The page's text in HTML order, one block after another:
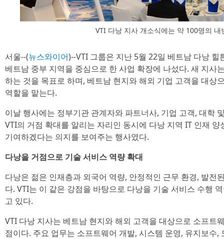
VTI 다낭 지사 개소식에는 약 100명의 내
서울--(뉴스와이어)--VTI 그룹은 지난 5월 22일 베트남 다낭
베트남 중부 지역을 중심으로 한 사업 확장에 나섰다. 새 지사
하는 것을 목표로 하며, 베트남 현지와 해외 기업 고객을 대상
역할을 맡는다.
이날 행사에는 정부기관 관계자와 파트너사, 기업 고객, 대학
VTI의 거점 확대를 알리는 자리인 동시에 다낭 지역 IT 인재
기여하겠다는 의지를 보여주는 행사였다.
다낭을 거점으로 기술 서비스 역량 확대
다낭은 젊은 인재층과 외국어 역량, 안정적인 근무 환경, 발전
다. VTI는 이 같은 강점을 바탕으로 다낭을 기술 서비스 수행
고 있다.
VTI 다낭 지사는 베트남 현지와 해외 고객을 대상으로 소프트
점이다. 주요 업무는 소프트웨어 개발, 시스템 운영, 유지보수